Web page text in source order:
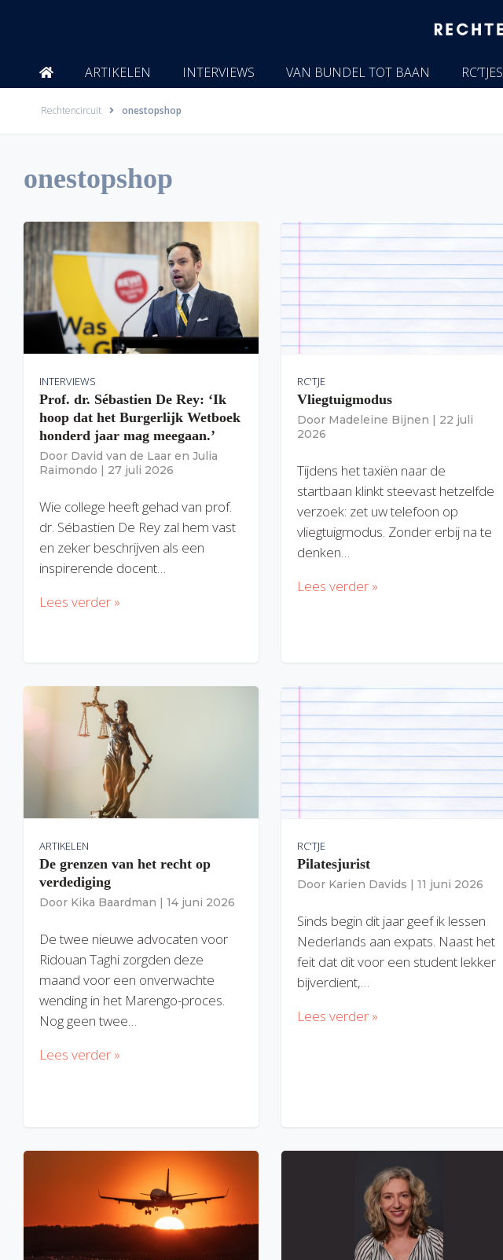
ARTIKELEN INTERVIEWS VAN BUNDEL TOT BAAN RC’TJES
Rechtencircuit onestopshop
onestopshop
INTERVIEWS
Prof. dr. Sébastien De Rey: ‘Ik
hoop dat het Burgerlijk Wetboek
honderd jaar mag meegaan.’
Door David van de Laar en Julia
Raimondo | 27 juli 2026
Wie college heeft gehad van prof.
dr. Sébastien De Rey zal hem vast
en zeker beschrijven als een
inspirerende docent…
Lees verder »
RC'TJE
Vliegtuigmodus
Door Madeleine Bijnen | 22 juli
2026
Tijdens het taxiën naar de
startbaan klinkt steevast hetzelfde
verzoek: zet uw telefoon op
vliegtuigmodus. Zonder erbij na te
denken…
Lees verder »
ARTIKELEN
De grenzen van het recht op
verdediging
Door Kika Baardman | 14 juni 2026
De twee nieuwe advocaten voor
Ridouan Taghi zorgden deze
maand voor een onverwachte
wending in het Marengo-proces.
Nog geen twee…
Lees verder »
RC'TJE
Pilatesjurist
Door Karien Davids | 11 juni 2026
Sinds begin dit jaar geef ik lessen
Nederlands aan expats. Naast het
feit dat dit voor een student lekker
bijverdient,…
Lees verder »